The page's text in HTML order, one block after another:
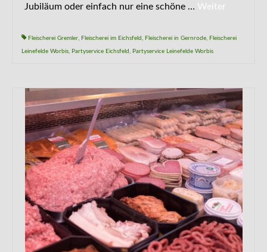
Jubiläum oder einfach nur eine schöne … Weiter
Fleischerei Gremler, Fleischerei im Eichsfeld , Fleischerei in Gernrode, Fleischerei
Leinefelde Worbis, Partyservice Eichsfeld , Partyservice Leinefelde Worbis